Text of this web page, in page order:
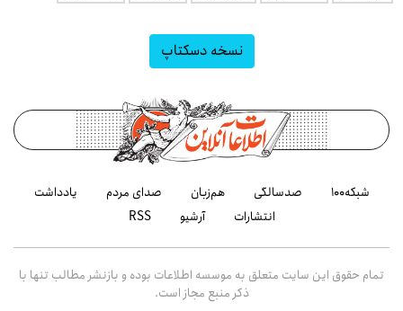
نسخه دسکتاپ
شبکه۱۰۰ صدسالگی هم‌زبان صدای مردم
یادداشت
انتشارات
آرشیو RSS
تمام حقوق این سایت متعلق به موسسه اطلاعات بوده و بازنشر مطالب تنها با
ذکر منبع مجاز است.